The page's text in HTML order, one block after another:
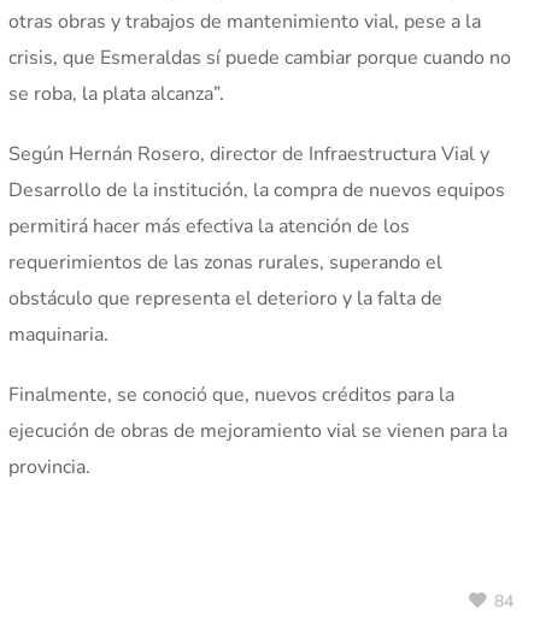
otras obras y trabajos de mantenimiento vial, pese a la
crisis, que Esmeraldas sí puede cambiar porque cuando no
se roba, la plata alcanza”.
Según Hernán Rosero, director de Infraestructura Vial y
Desarrollo de la institución, la compra de nuevos equipos
permitirá hacer más efectiva la atención de los
requerimientos de las zonas rurales, superando el
obstáculo que representa el deterioro y la falta de
maquinaria.
Finalmente, se conoció que, nuevos créditos para la
ejecución de obras de mejoramiento vial se vienen para la
provincia.
84